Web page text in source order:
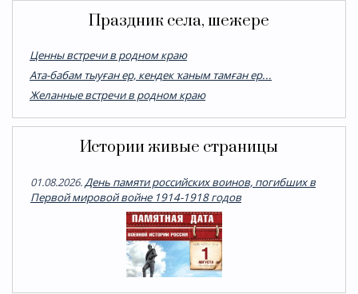
Праздник села, шежере
Ценны встречи в родном краю
Ата-бабам тыуған ер, кендек ҡаным тамған ер...
Желанные встречи в родном краю
Истории живые страницы
01.08.2026.День памяти российских воинов, погибших в
Первой мировой войне 1914-1918 годов